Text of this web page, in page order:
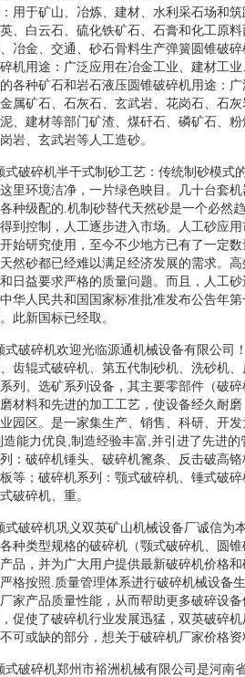
用于矿山、冶炼、建材、水利采石场和
、白云石、硫化铁矿石、石膏和化工原
冶金、交通、砂石骨料生产弹簧圆锥破
机用途：广泛应用在冶金工业、建材工
各种矿石和岩石液压圆锥破碎机用途：
属矿石、石灰石、玄武岩、花岗石、石
、建材等部门矿渣、煤矸石、磷矿石、
岩、玄武岩等人工造砂。
式破碎机半干式制砂工艺：传统制砂模式
里环境洁净，一片绿色映目。几十台套
种级配的.机制砂替代天然砂是一个必然
到控制，人工逐步进入市场。人工砂应
始研究使用，至今不少地方已有了一定
然砂都已经难以满足经济发展的需求。
日益要求严格的质量问题。而且，人工
华人民共和国国家标准批准发布公告年
此新国标已经取。
式破碎机欢迎光临源通机械设备有限公司
齿辊式破碎机、第五代制砂机、洗砂机
列、选矿系列设备，其主要零部件（破
材料和先进的加工工艺，使设备经久耐
园区。是一家集生产、销售、科研、开
造能力优良,制造经验丰富,并引进了先进
：破碎机锤头、破碎机篦条、反击破高
等；破碎机系列：颚式破碎机、锤式破
破碎机、重。
式破碎机巩义双英矿山机械设备厂诚信为
种类型规格的破碎机（颚式破碎机、圆
品，并为广大用户提供最新破碎机价格
格按照.质量管理体系进行破碎机械设备
家产品质量性能，从而帮助更多破碎设
促使了破碎机行业发展迅猛，双英破碎
可或缺的部分，想关于破碎机厂家价格资
式破碎机郑州市裕洲机械有限公司是河南